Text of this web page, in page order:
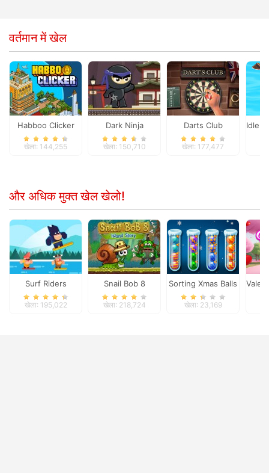
वर्तमान में खेल
Habboo Clicker
खेला: 144,255
Dark Ninja
खेला: 150,710
Darts Club
खेला: 177,477
Idle
और अधिक मुक्त खेल खेलो!
Surf Riders
खेला: 195,022
Snail Bob 8
खेला: 218,724
Sorting Xmas Balls
खेला: 23,169